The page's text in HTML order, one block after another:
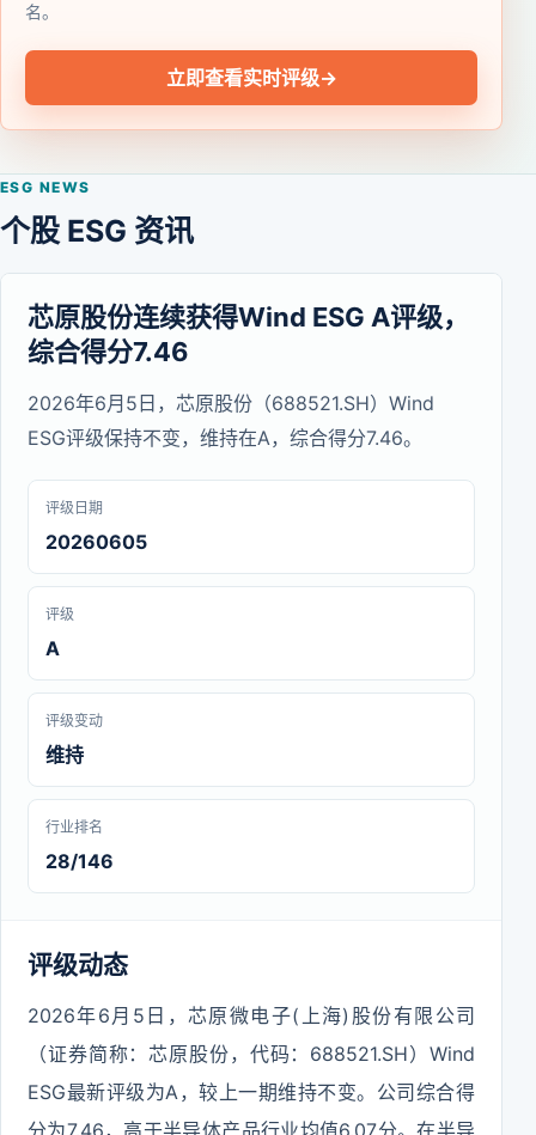
名。
立即查看实时评级→
ESG NEWS
个股 ESG 资讯
芯原股份连续获得Wind ESG A评级，
综合得分7.46
2026年6月5日，芯原股份（688521.SH）Wind
ESG评级保持不变，维持在A，综合得分7.46。
评级日期
20260605
评级
A
评级变动
维持
行业排名
28/146
评级动态
2026年6月5日，芯原微电子(上海)股份有限公司
（证券简称：芯原股份，代码：688521.SH）Wind
ESG最新评级为A，较上一期维持不变。公司综合得
分为7.46，高于半导体产品行业均值6.07分。在半导